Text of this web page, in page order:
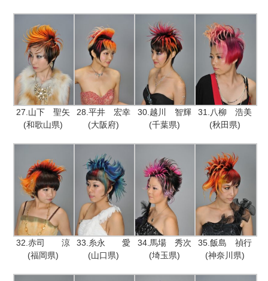
27.山下 聖矢
(和歌山県)
28.平井 宏幸
(大阪府)
30.越川 智輝
(千葉県)
31.八柳 浩美
(秋田県)
32.赤司 涼
(福岡県)
33.糸永 愛
(山口県)
34.馬場 秀次
(埼玉県)
35.飯島 禎行
(神奈川県)